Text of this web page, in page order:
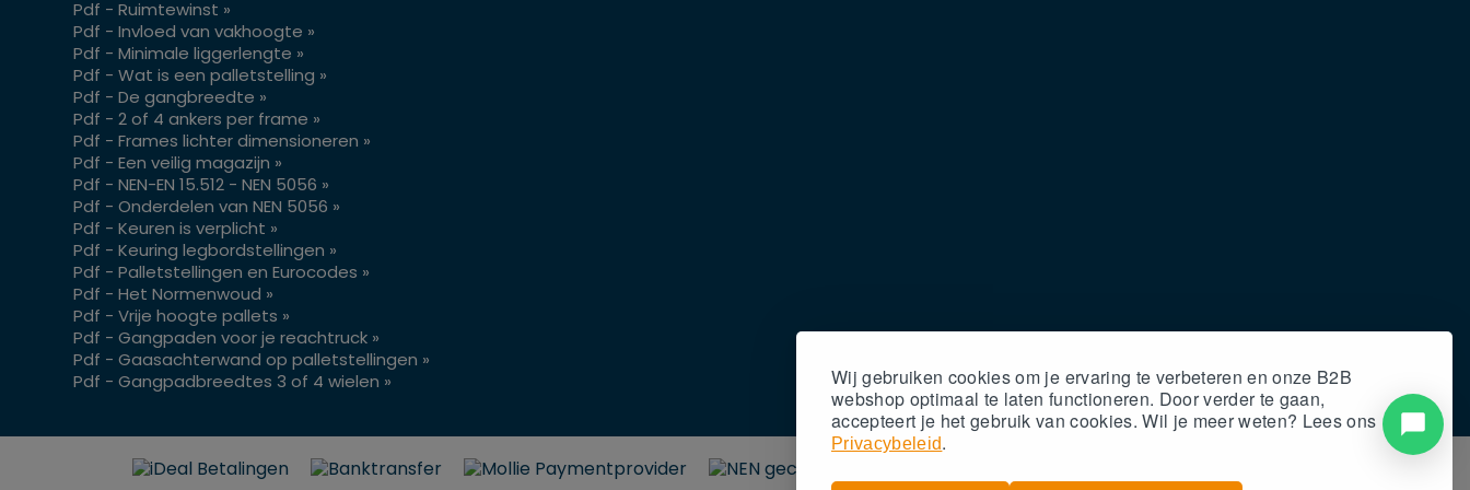
Wij gebruiken cookies om je ervaring te verbeteren en onze B2B
webshop optimaal te laten functioneren. Door verder te gaan,
accepteert je het gebruik van cookies. Wil je meer weten? Lees ons
Privacybeleid.
Pdf - Ruimtewinst »
Pdf - Invloed van vakhoogte »
Pdf - Minimale liggerlengte »
Pdf - Wat is een palletstelling »
Pdf - De gangbreedte »
Pdf - 2 of 4 ankers per frame »
Pdf - Frames lichter dimensioneren »
Pdf - Een veilig magazijn »
Pdf - NEN-EN 15.512 - NEN 5056 »
Pdf - Onderdelen van NEN 5056 »
Pdf - Keuren is verplicht »
Pdf - Keuring legbordstellingen »
Pdf - Palletstellingen en Eurocodes »
Pdf - Het Normenwoud »
Pdf - Vrije hoogte pallets »
Pdf - Gangpaden voor je reachtruck »
Pdf - Gaasachterwand op palletstellingen »
Pdf - Gangpadbreedtes 3 of 4 wielen »